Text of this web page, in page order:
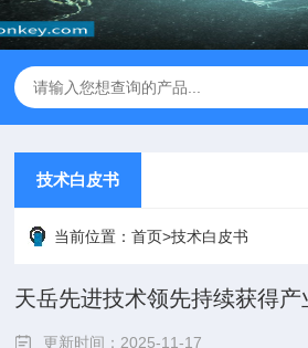
技术白皮书
当前位置：首页>技术白皮书
天岳先进技术领先持续获得
更新时间：2025-11-17